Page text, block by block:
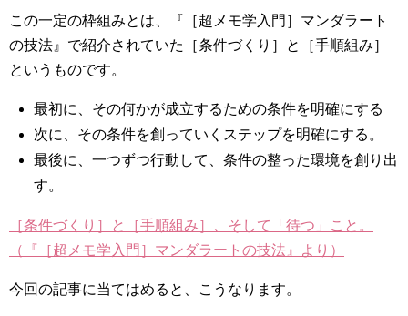
この一定の枠組みとは、『［超メモ学入門］マンダラート
の技法』で紹介されていた［条件づくり］と［手順組み］
というものです。
最初に、その何かが成立するための条件を明確にする
次に、その条件を創っていくステップを明確にする。
最後に、一つずつ行動して、条件の整った環境を創り出
す。
［条件づくり］と［手順組み］、そして「待つ」こと。
（『［超メモ学入門］マンダラートの技法』より）
今回の記事に当てはめると、こうなります。